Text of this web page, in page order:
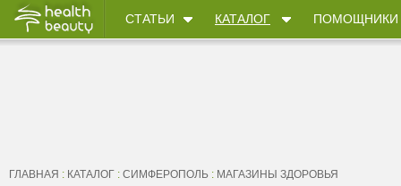
СТАТЬИ КАТАЛОГ ПОМОЩНИКИ
ГЛАВНАЯ : КАТАЛОГ : СИМФЕРОПОЛЬ : МАГАЗИНЫ ЗДОРОВЬЯ